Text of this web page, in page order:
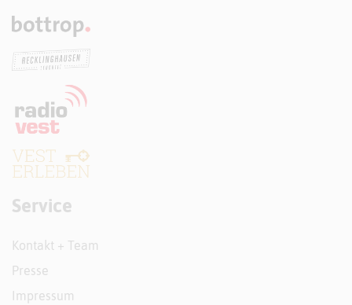
Service
Kontakt + Team
Presse
Impressum